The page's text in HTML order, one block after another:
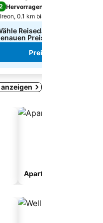
Hervorragend
Ireon, 0.1 km bis Zentrum
Reisedaten aus, um die
Preise zu sehen
Preise sehen
Aparthotel